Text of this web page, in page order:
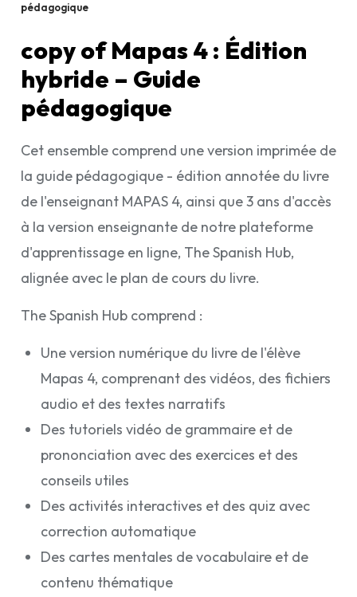
pédagogique
copy of Mapas 4 : Édition
hybride – Guide
pédagogique
Cet ensemble comprend une version imprimée de
la guide pédagogique - édition annotée du livre
de l'enseignant MAPAS 4, ainsi que 3 ans d'accès
à la version enseignante de notre plateforme
d'apprentissage en ligne, The Spanish Hub,
alignée avec le plan de cours du livre.
The Spanish Hub comprend :
Une version numérique du livre de l'élève
Mapas 4, comprenant des vidéos, des fichiers
audio et des textes narratifs
Des tutoriels vidéo de grammaire et de
prononciation avec des exercices et des
conseils utiles
Des activités interactives et des quiz avec
correction automatique
Des cartes mentales de vocabulaire et de
contenu thématique